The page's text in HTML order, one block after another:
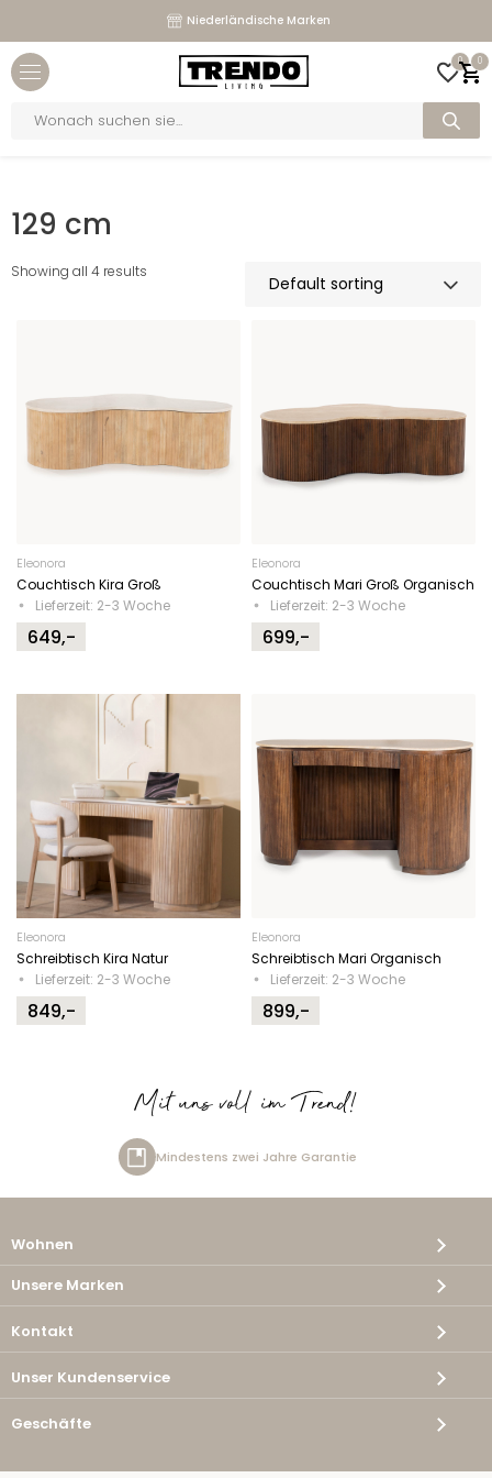
Niederländische Marken
Maßgeschneiderte Sofas
0 0
search
129 cm
Showing all 4 results
Eleonora
Couchtisch Kira Groß
Lieferzeit: 2-3 Woche
649,-
Eleonora
Couchtisch Mari Groß Organisch
Lieferzeit: 2-3 Woche
699,-
Eleonora
Schreibtisch Kira Natur
Lieferzeit: 2-3 Woche
849,-
Eleonora
Schreibtisch Mari Organisch
Lieferzeit: 2-3 Woche
899,-
Mit uns voll im Trend!
Kostenlose Lieferung
Wohnen
Unsere Marken
Kontakt
Unser Kundenservice
Geschäfte